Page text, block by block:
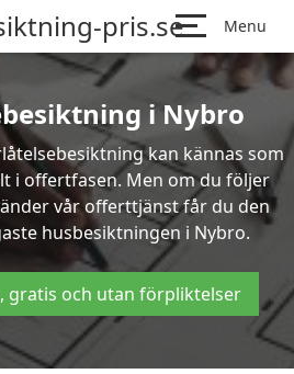
pris.se Menu
i Nybro
kan kännas som
i offertfasen. Men om du följer
vår offerttjänst får du den
husbesiktningen i Nybro.
gratis och utan förpliktelser